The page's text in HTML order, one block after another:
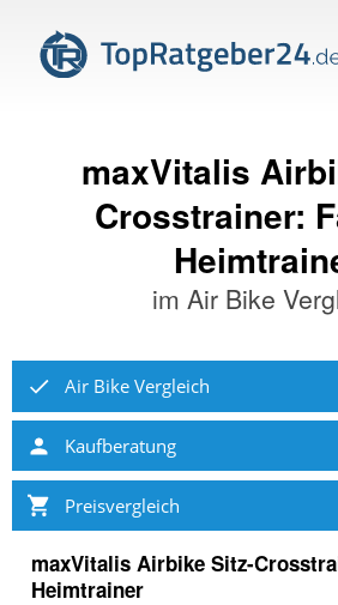
maxVitalis
Crosstrainer:
im Air Bike
Air Bike Vergleich
Kaufberatung
Preisvergleich
maxVitalis Airbike Sitz-
Heimtrainer